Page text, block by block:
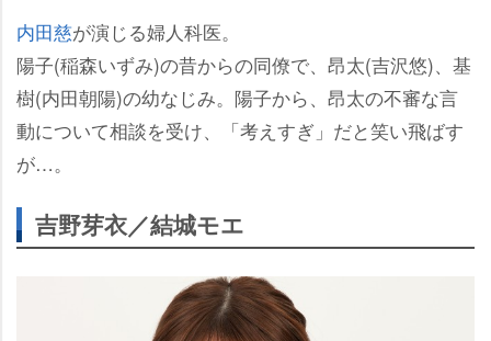
内田慈が演じる婦人科医。
陽子(稲森いずみ)の昔からの同僚で、昂太(吉沢悠)、基
樹(内田朝陽)の幼なじみ。陽子から、昂太の不審な言
動について相談を受け、「考えすぎ」だと笑い飛ばす
が…。
吉野芽衣／結城モエ